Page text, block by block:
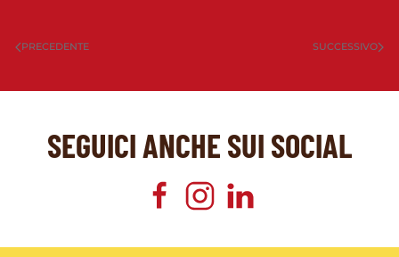
PRECEDENTE SUCCESSIVO
SEGUICI ANCHE SUI SOCIAL